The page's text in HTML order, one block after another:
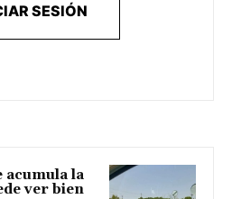
SESIÓN
acumula la
ver bien